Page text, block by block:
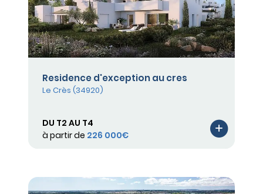
Residence d'exception au cres
Le Crès (34920)
DU T2 AU T4
à partir de 226 000€